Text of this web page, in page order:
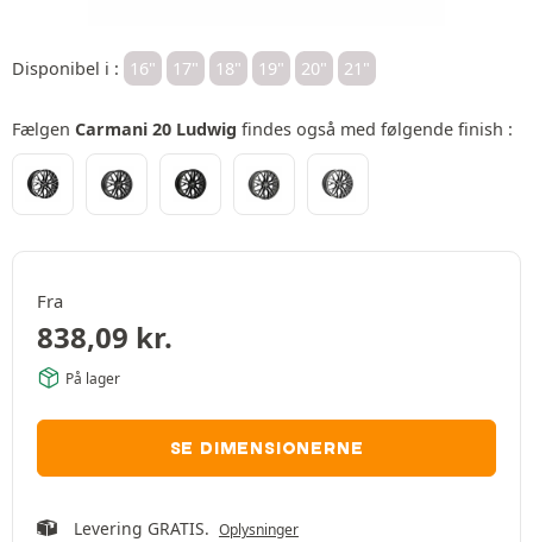
Disponibel i : 16" 17" 18" 19" 20" 21"
Fælgen Carmani 20 Ludwig findes også med følgende finish :
Fra
838,09 kr.
På lager
SE DIMENSIONERNE
Levering GRATIS. Oplysninger